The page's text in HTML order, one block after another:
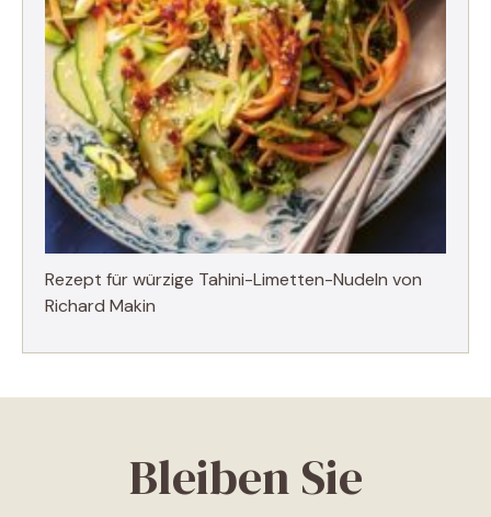
Rezept für würzige Tahini-Limetten-Nudeln von
Richard Makin
Bleiben Sie